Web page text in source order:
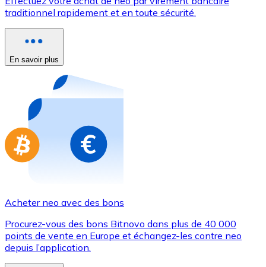
Utilisez les cartes Visa et Mastercard pour acheter
Acheter avec carte
Nouveau
Achetez des cartes-cadeaux de vos marques
Aller à la boutique de cartes-cadeaux
traditionnel rapidement et en toute sécurité.
En savoir plus
Acheter neo avec des bons
Procurez-vous des bons Bitnovo dans plus de 40 000
points de vente en Europe et échangez-les contre neo
depuis l’application.